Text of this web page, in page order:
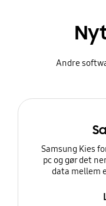
Andre
Samsung Kies
pc og gør det
data mellem